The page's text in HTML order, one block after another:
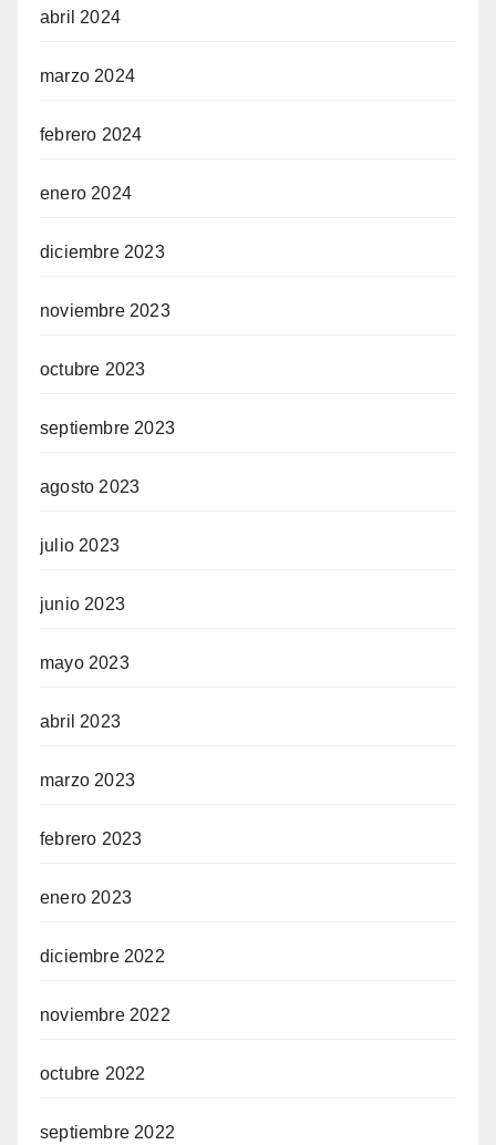
abril 2024
marzo 2024
febrero 2024
enero 2024
diciembre 2023
noviembre 2023
octubre 2023
septiembre 2023
agosto 2023
julio 2023
junio 2023
mayo 2023
abril 2023
marzo 2023
febrero 2023
enero 2023
diciembre 2022
noviembre 2022
octubre 2022
septiembre 2022